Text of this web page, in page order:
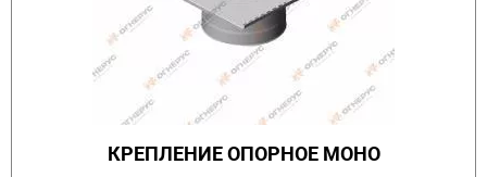
КРЕПЛЕНИЕ ОПОРНОЕ МОНО